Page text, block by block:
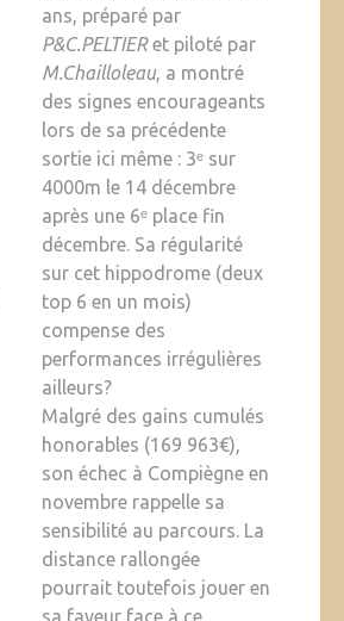
ans, préparé par
P&C.PELTIERet piloté par
M.Chailloleau, a montré
des signes encourageants
lors de sa précédente
sortie ici même : 3ᵉ sur
4000m le 14 décembre
après une 6ᵉ place fin
décembre. Sa régularité
sur cet hippodrome (deux
top 6 en un mois)
compense des
performances irrégulières
ailleurs?
Malgré des gains cumulés
honorables (169 963€),
son échec à Compiègne en
novembre rappelle sa
sensibilité au parcours. La
distance rallongée
pourrait toutefois jouer en
sa faveur face à ce